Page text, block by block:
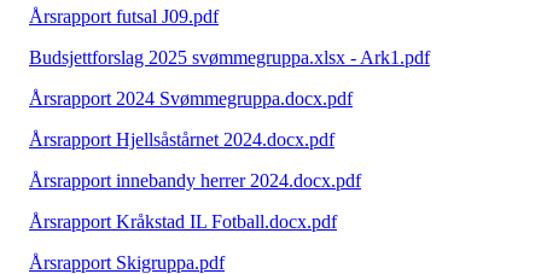
Årsrapport futsal J09.pdf
Budsjettforslag 2025 svømmegruppa.xlsx - Ark1.pdf
Årsrapport 2024 Svømmegruppa.docx.pdf
Årsrapport Hjellsåstårnet 2024.docx.pdf
Årsrapport innebandy herrer 2024.docx.pdf
Årsrapport Kråkstad IL Fotball.docx.pdf
Årsrapport Skigruppa.pdf